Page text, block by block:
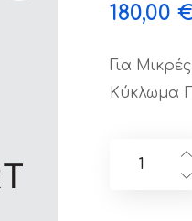
180,00
Για
Κύκλωμα